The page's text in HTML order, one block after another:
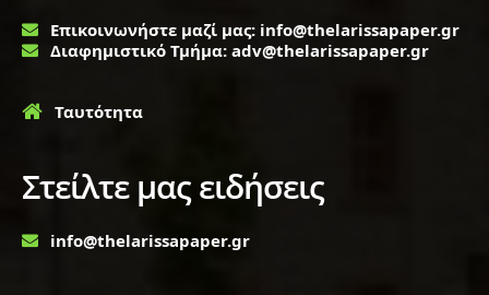
Επικοινωνήστε μαζί μας: info@thelarissapaper.gr
Διαφημιστικό Τμήμα: adv@thelarissapaper.gr
Ταυτότητα
Στείλτε μας ειδήσεις
info@thelarissapaper.gr